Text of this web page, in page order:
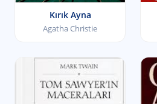
Kırık Ayna
Agatha Christie